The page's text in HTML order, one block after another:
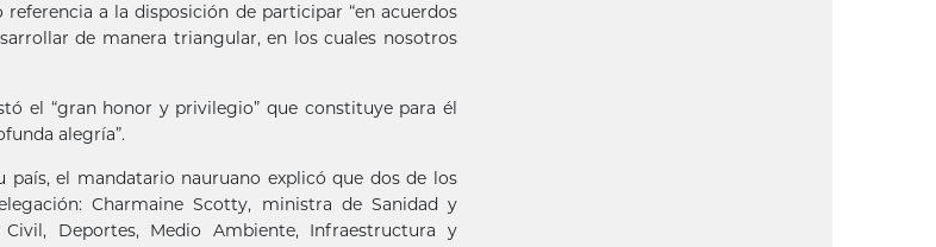
a la disposición de participar “en acuerdos
de manera triangular, en los cuales nosotros
el “gran honor y privilegio” que constituye para él
alegría”.
el mandatario nauruano explicó que dos de los
Charmaine Scotty, ministra de Sanidad y
Deportes, Medio Ambiente, Infraestructura y